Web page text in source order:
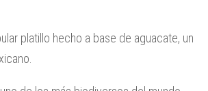
platillo hecho a base de aguacate, un